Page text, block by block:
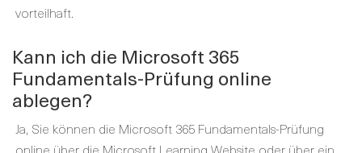
vorteilhaft.
Kann ich die Microsoft 365
Fundamentals-Prüfung online
ablegen?
Ja, Sie können die Microsoft 365 Fundamentals-Prüfung
online über die Microsoft Learning Website oder über ein